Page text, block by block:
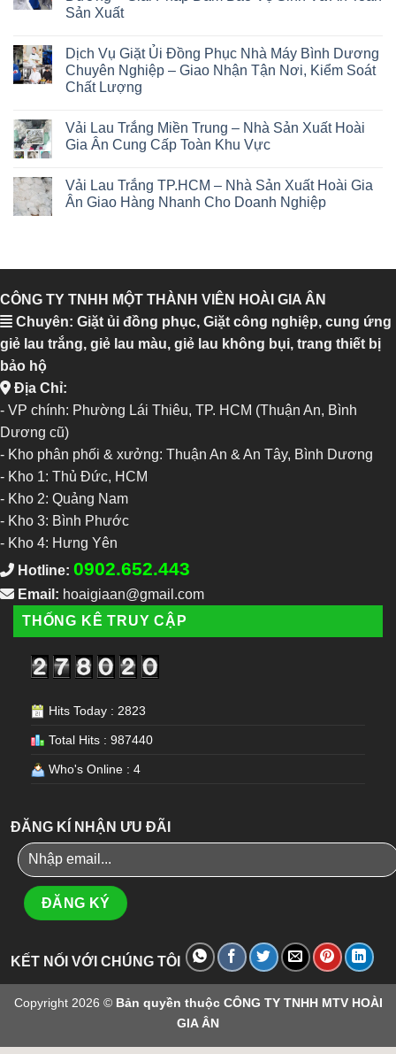
Sản Xuất
Dịch Vụ Giặt Ủi Đồng Phục Nhà Máy Bình Dương
Chuyên Nghiệp – Giao Nhận Tận Nơi, Kiểm Soát
Chất Lượng
Vải Lau Trắng Miền Trung – Nhà Sản Xuất Hoài
Gia Ân Cung Cấp Toàn Khu Vực
Vải Lau Trắng TP.HCM – Nhà Sản Xuất Hoài Gia
Ân Giao Hàng Nhanh Cho Doanh Nghiệp
CÔNG TY TNHH MỘT THÀNH VIÊN HOÀI GIA ÂN
Chuyên: Giặt ủi đồng phục, Giặt công nghiệp, cung ứng
giẻ lau trắng, giẻ lau màu, giẻ lau không bụi, trang thiết bị
bảo hộ
Địa Chỉ:
- VP chính: Phường Lái Thiêu, TP. HCM (Thuận An, Bình
Dương cũ)
- Kho phân phối & xưởng: Thuận An & An Tây, Bình Dương
- Kho 1: Thủ Đức, HCM
- Kho 2: Quảng Nam
- Kho 3: Bình Phước
- Kho 4: Hưng Yên
Hotline: 0902.652.443
Email: hoaigiaan@gmail.com
THỐNG KÊ TRUY CẬP
Hits Today : 2823
Total Hits : 987440
Who's Online : 4
ĐĂNG KÍ NHẬN ƯU ĐÃI
KẾT NỐI VỚI CHÚNG TÔI
Copyright 2026 © Bản quyền thuộc CÔNG TY TNHH MTV HOÀI
GIA ÂN